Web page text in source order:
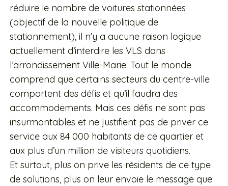
réduire le nombre de voitures stationnées
(objectif de la nouvelle politique de
stationnement), il n’y a aucune raison logique
actuellement d’interdire les VLS dans
l’arrondissement Ville-Marie. Tout le monde
comprend que certains secteurs du centre-ville
comportent des défis et qu’il faudra des
accommodements. Mais ces défis ne sont pas
insurmontables et ne justifient pas de priver ce
service aux 84 000 habitants de ce quartier et
aux plus d’un million de visiteurs quotidiens.
Et surtout, plus on prive les résidents de ce type
de solutions, plus on leur envoie le message que